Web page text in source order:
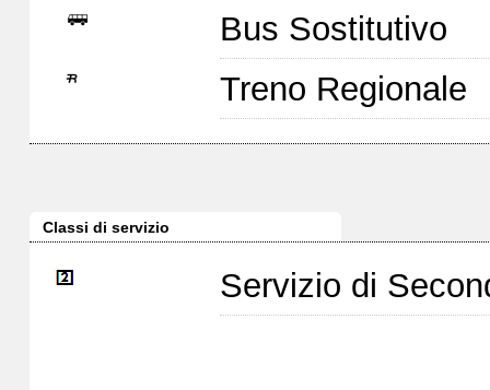
Bus Sostitutivo
Treno Regionale
Classi di servizio
Servizio di